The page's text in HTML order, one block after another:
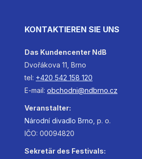
KONTAKTIEREN SIE UNS
Das Kundencenter NdB
Dvořákova 11, Brno
tel: +420 542 158 120
E-mail: obchodni@ndbrno.cz
Veranstalter:
Národní divadlo Brno , p. o.
IČO: 00094820
Sekretär des Festivals: